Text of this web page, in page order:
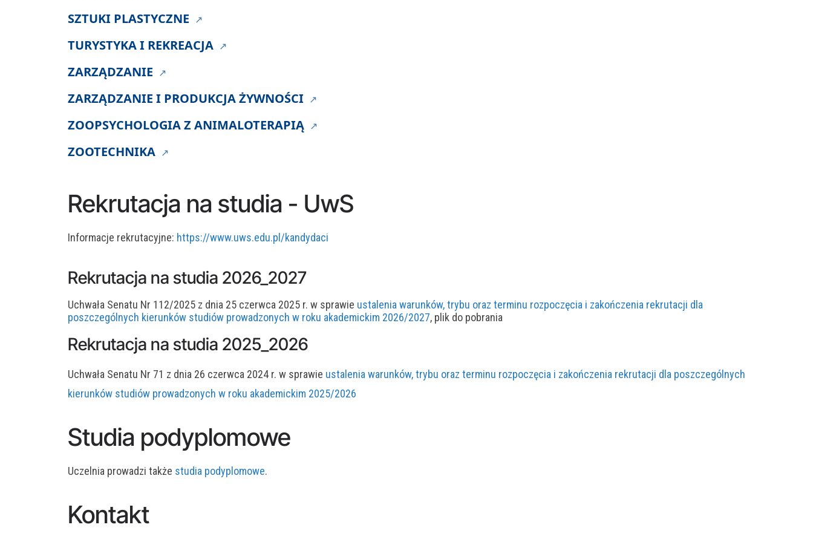
SZTUKI PLASTYCZNE
TURYSTYKA I REKREACJA
ZARZĄDZANIE
ZARZĄDZANIE I PRODUKCJA ŻYWNOŚCI
ZOOPSYCHOLOGIA Z ANIMALOTERAPIĄ
ZOOTECHNIKA
Rekrutacja na studia - UwS
Informacje rekrutacyjne: https://www.uws.edu.pl/kandydaci
Rekrutacja na studia 2026_2027
Uchwała Senatu Nr 112/2025 z dnia 25 czerwca 2025 r. w sprawie ustalenia warunków, trybu oraz terminu rozpoczęcia i zakończenia rekrutacji dla
poszczególnych kierunków studiów prowadzonych w roku akademickim 2026/2027, plik do pobrania
Rekrutacja na studia 2025_2026
Uchwała Senatu Nr 71 z dnia 26 czerwca 2024 r. w sprawie ustalenia warunków, trybu oraz terminu rozpoczęcia i zakończenia rekrutacji dla poszczególnych
kierunków studiów prowadzonych w roku akademickim 2025/2026
Studia podyplomowe
Uczelnia prowadzi także studia podyplomowe.
Kontakt